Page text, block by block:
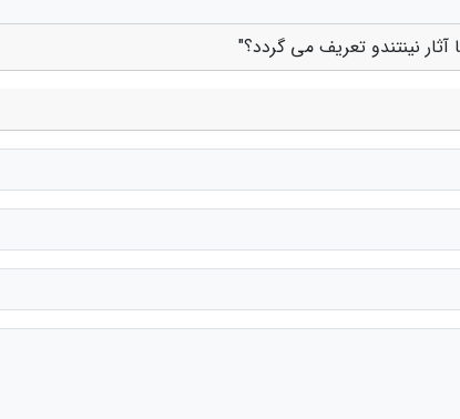
آثار نینتندو تعریف می گردد؟"